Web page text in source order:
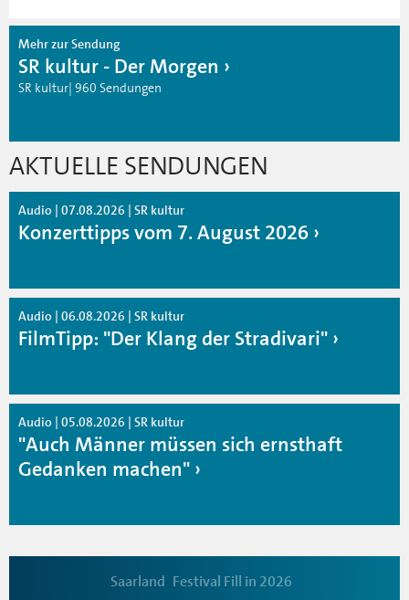
Mehr zur Sendung
SR kultur - Der Morgen
SR kultur| 960 Sendungen
AKTUELLE SENDUNGEN
Audio | 07.08.2026 | SR kultur
Konzerttipps vom 7. August 2026
Audio | 06.08.2026 | SR kultur
FilmTipp: "Der Klang der Stradivari"
Audio | 05.08.2026 | SR kultur
"Auch Männer müssen sich ernsthaft
Gedanken machen"
Saarland Festival Fill in 2026